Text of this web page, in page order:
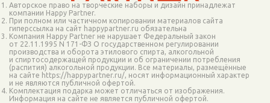
Авторское право на творческие наборы и дизайн принадлежат
компании Happy Partner.
При полном или частичном копировании материалов сайта
гиперссылка на сайт happypartner.ru обязательна
Компания Happy Partner не нарушает Федеральный закон
от 22.11.1995 N 171-ФЗ О государственном регулировании
производства и оборота этилового спирта, алкогольной
и спиртосодержащей продукции и об ограничении потребления
(распития) алкогольной продукции. Все материалы, размещённые
на сайте https://happypartner.ru/, носят информационный характер
и не являются публичной офертой.
Комплектация подарка может отличаться от изображения.
Информация на сайте не является публичной офертой.